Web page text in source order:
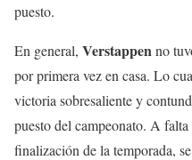
puesto.
En general, Verstappenno
por primera vez en casa. Lo
victoria sobresaliente y
puesto del campeonato. A
finalización de la temporada,